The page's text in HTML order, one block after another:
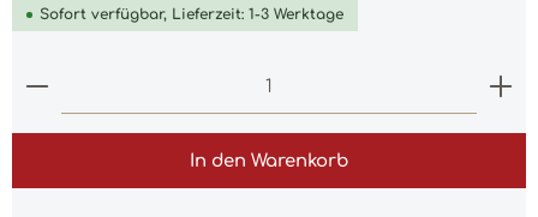
Sofort verfügbar, Lieferzeit: 1-3 Werktage
Produkt Anzahl: Gib den gewünschten Wert
In den Warenkorb